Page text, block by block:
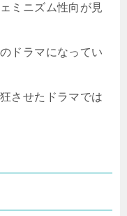
ミニズム性向が見
ドラマになってい
させたドラマでは